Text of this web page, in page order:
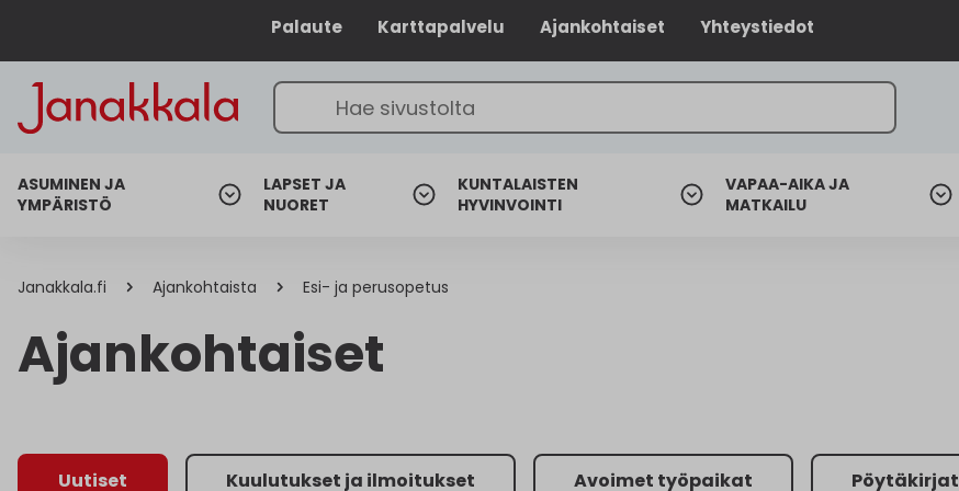
Palaute Karttapalvelu Ajankohtaiset Yhteystiedot
ASUMINEN JA
YMPÄRISTÖ
LAPSET JA
NUORET
KUNTALAISTEN
HYVINVOINTI
VAPAA-AIKA JA
MATKAILU
Janakkala.fi Ajankohtaista Esi- ja perusopetus
Ajankohtaiset
Uutiset Kuulutukset ja ilmoitukset Avoimet työpaikat Pöytäkirjat